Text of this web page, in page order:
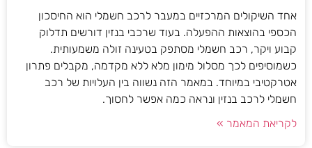
אחד השיקולים המרכזיים במעבר לרכב חשמלי הוא החיסכון
הכספי בהוצאות ההפעלה. בעוד שרכבי בנזין דורשים תדלוק
קבוע ויקר, רכב חשמלי מסתפק בטעינה זולה משמעותית.
כשמוסיפים לכך מסלול מימון מלא ללא מקדמה, מקבלים פתרון
אטרקטיבי במיוחד. במאמר הזה נשווה בין העלויות של רכב
חשמלי לרכב בנזין ונראה כמה אפשר לחסוך.
לקריאת המאמר »